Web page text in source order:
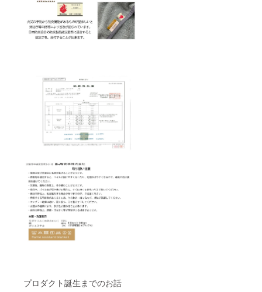
プロダクト誕生までのお話